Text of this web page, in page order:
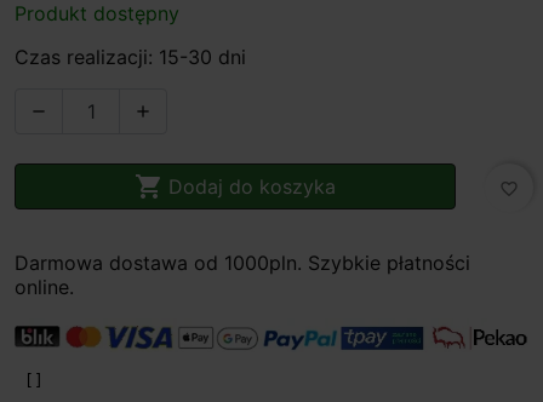
Produkt dostępny
Czas realizacji: 15-30 dni
 
 Dodaj do koszyka favorite_border
Darmowa dostawa od 1000pln. Szybkie płatności
online.